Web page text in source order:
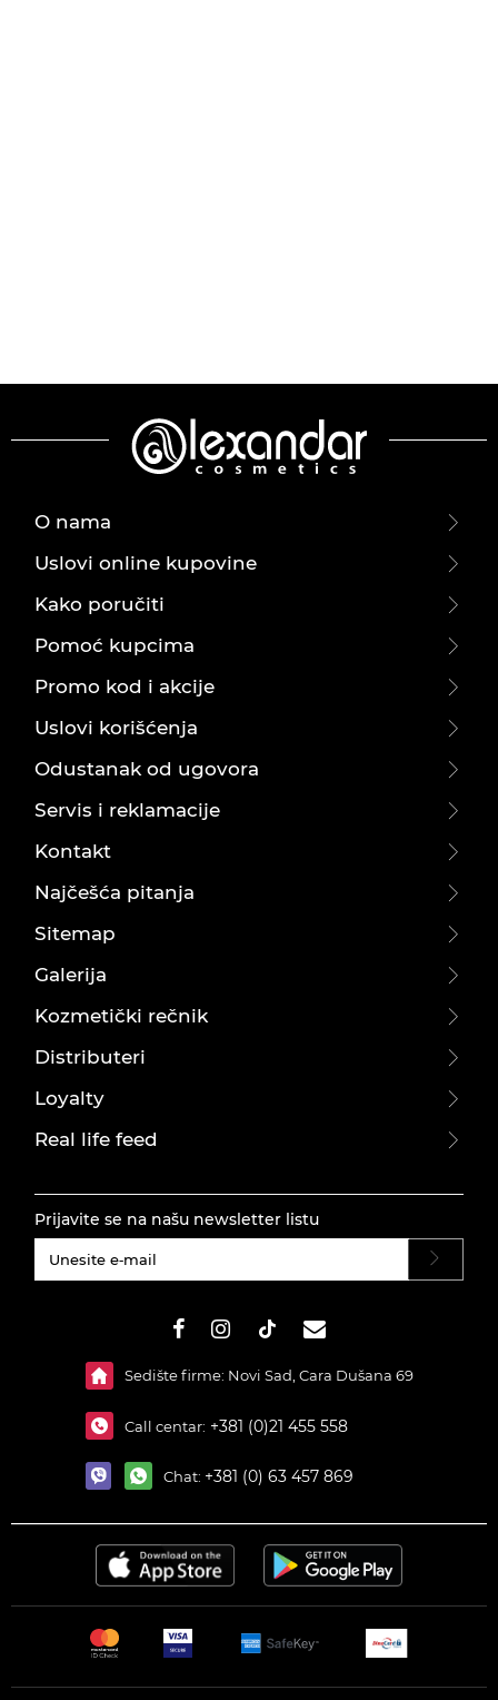
O nama
Uslovi online kupovine
Kako poručiti
Pomoć kupcima
Promo kod i akcije
Uslovi korišćenja
Odustanak od ugovora
Servis i reklamacije
Kontakt
Najčešća pitanja
Sitemap
Galerija
Kozmetički rečnik
Distributeri
Loyalty
Real life feed
Prijavite se na našu newsletter listu
Sedište firme: Novi Sad, Cara Dušana 69
Call centar: +381 (0)21 455 558
Chat: +381 (0) 63 457 869